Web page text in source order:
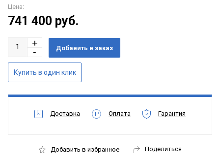
Цена:
741 400 руб.
Доставка Оплата Гарантия
Добавить в избранное Поделиться